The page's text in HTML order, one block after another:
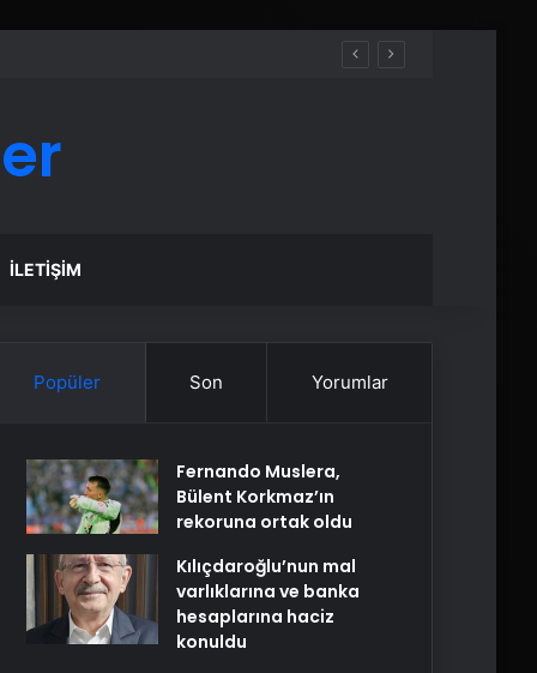
İLETIŞIM
Popüler Son Yorumlar
Fernando Muslera,
Bülent Korkmaz’ın
rekoruna ortak oldu
Kılıçdaroğlu’nun mal
varlıklarına ve banka
hesaplarına haciz
konuldu